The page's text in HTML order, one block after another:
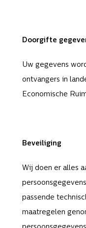
Doorgifte
Uw gegevens
ontvangers in
Economische
Beveiliging
Wij doen er alles
passende
maatregelen